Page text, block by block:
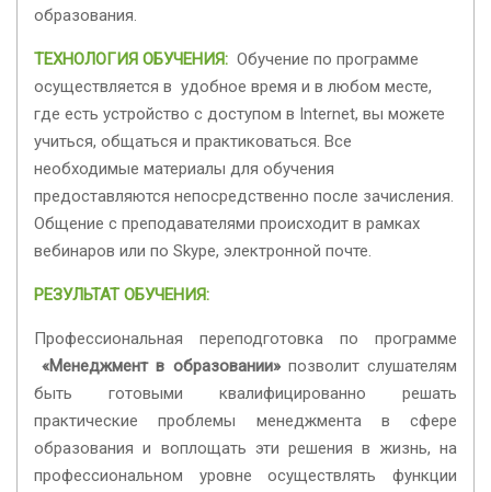
образования.
ТЕХНОЛОГИЯ ОБУЧЕНИЯ: Обучение по программе
осуществляется в удобное время и в любом месте,
где есть устройство с доступом в Internet, вы можете
учиться, общаться и практиковаться. Все
необходимые материалы для обучения
предоставляются непосредственно после зачисления.
Общение с преподавателями происходит в рамках
вебинаров или по Skype, электронной почте.
РЕЗУЛЬТАТ ОБУЧЕНИЯ:
Профессиональная переподготовка по программе
«Менеджмент в образовании»позволит слушателям
быть готовыми квалифицированно решать
практические проблемы менеджмента в сфере
образования и воплощать эти решения в жизнь, на
профессиональном уровне осуществлять функции